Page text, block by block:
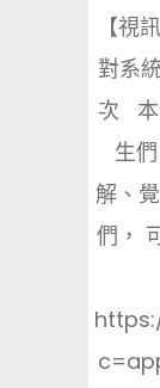
【視
對系
次 本
生
解、
們，